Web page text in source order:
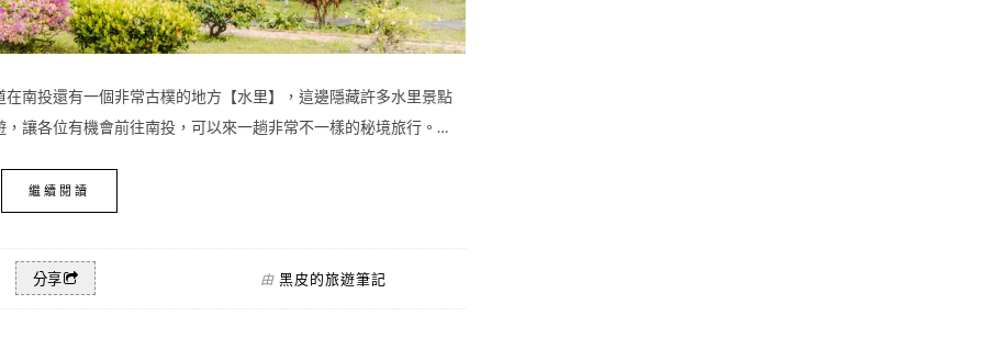
南投還有一個非常古樸的地方【水里】，這邊隱藏許多水里景點
讓各位有機會前往南投，可以來一趟非常不一樣的秘境旅行。…
繼續閱讀
分享 由 黑皮的旅遊筆記